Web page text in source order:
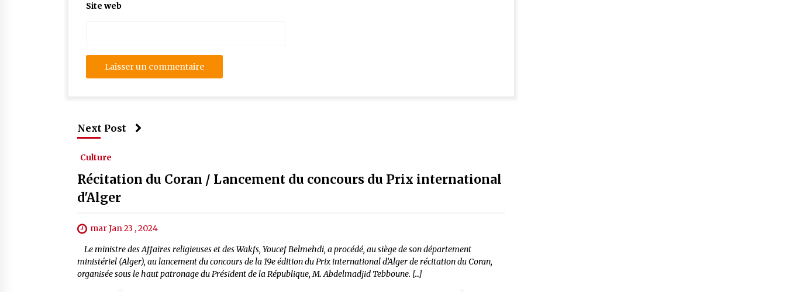
Site web
Next Post
Culture
Récitation du Coran / Lancement du concours du Prix international
d'Alger
mar Jan 23 , 2024
Le ministre des Affaires religieuses et des Wakfs, Youcef Belmehdi, a procédé, au siège de son département
ministériel (Alger), au lancement du concours de la 19e édition du Prix international d’Alger de récitation du Coran,
organisée sous le haut patronage du Président de la République, M. Abdelmadjid Tebboune. […]